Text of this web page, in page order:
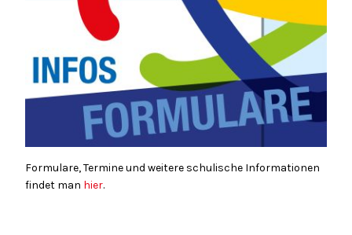
Formulare, Termine und weitere schulische Informationen
findet man hier.